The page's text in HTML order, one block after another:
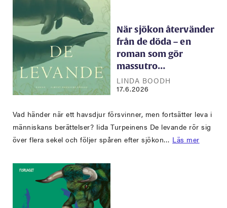
När sjökon återvänder
från de döda – en
roman som gör
massutro…
LINDA BOODH
17.6.2026
Vad händer när ett havsdjur försvinner, men fortsätter leva i
människans berättelser? Iida Turpeinens De levande rör sig
över flera sekel och följer spåren efter sjökon… Läs mer